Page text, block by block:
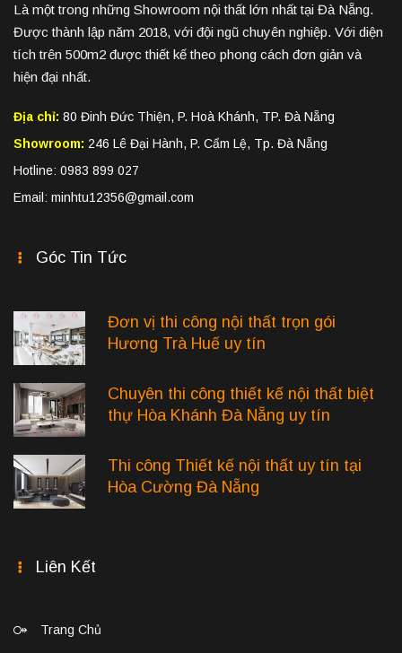
Là một trong những Showroom nội thất lớn nhất tại Đà Nẵng.
Được thành lập năm 2018, với đội ngũ chuyên nghiệp. Với diện
tích trên 500m2 được thiết kế theo phong cách đơn giản và
hiện đại nhất.
Địa chỉ: 80 Đinh Đức Thiện, P. Hoà Khánh, TP. Đà Nẵng
Showroom: 246 Lê Đại Hành, P. Cẩm Lệ, Tp. Đà Nẵng
Hotline: 0983 899 027
Email: minhtu12356@gmail.com
Góc Tin Tức
Đơn vị thi công nội thất trọn gói
Hương Trà Huế uy tín
Chuyên thi công thiết kế nội thất biệt
thự Hòa Khánh Đà Nẵng uy tín
Thi công Thiết kế nội thất uy tín tại
Hòa Cường Đà Nẵng
Liên Kết
Trang Chủ